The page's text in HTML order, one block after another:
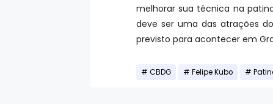
melhorar sua técnica na
deve ser uma das atrações
previsto para acontecer em
CBDG Felipe Kubo